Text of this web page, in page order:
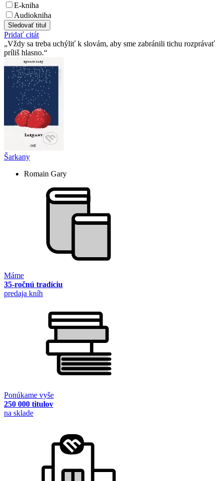
E-kniha
Audiokniha
Sledovať titul
Pridať citát
Vždy sa treba uchýliť k slovám, aby sme zabránili tichu rozprávať
príliš hlasno.
Šarkany
Romain Gary
Máme
35-ročnú tradíciu
predaja kníh
Ponúkame vyše
250 000 titulov
na sklade